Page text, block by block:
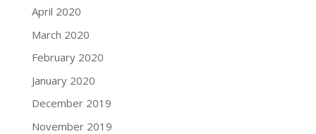
April 2020
March 2020
February 2020
January 2020
December 2019
November 2019